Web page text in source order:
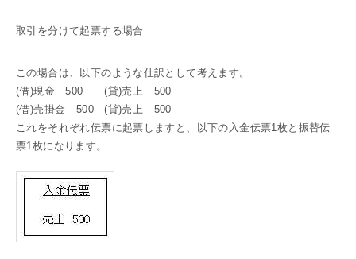
取引を分けて起票する場合
この場合は、以下のような仕訳として考えます。
(借)現金 500 (貸)売上 500
(借)売掛金 500 (貸)売上 500
これをそれぞれ伝票に起票しますと、以下の入金伝票1枚と振替伝
票1枚になります。